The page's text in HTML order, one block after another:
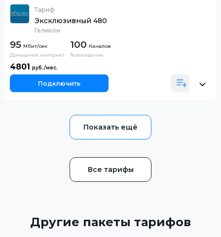
Тариф
Эксклюзивный 480
Геликон
95
Домашний интернет
100 Каналов
Телевидение
4801
Подключить
Все тарифы
Другие пакеты тарифов